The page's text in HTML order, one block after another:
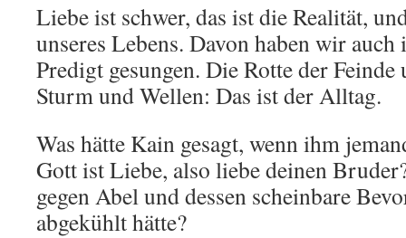
Liebe ist schwer, das ist die Realität,
unseres Lebens. Davon haben wir
Predigt gesungen. Die Rotte der
Sturm und Wellen: Das ist der Alltag.
Was hätte Kain gesagt, wenn ihm
Gott ist Liebe, also liebe deinen
gegen Abel und dessen scheinbare
abgekühlt hätte?